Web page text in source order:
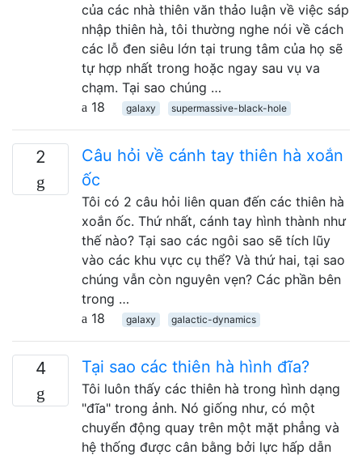
của các nhà thiên văn thảo luận về việc sáp
nhập thiên hà, tôi thường nghe nói về cách
các lỗ đen siêu lớn tại trung tâm của họ sẽ
tự hợp nhất trong hoặc ngay sau vụ va
chạm. Tại sao chúng …
18
galaxy supermassive-black-hole
2
Câu hỏi về cánh tay thiên hà xoắn
ốc
Tôi có 2 câu hỏi liên quan đến các thiên hà
xoắn ốc. Thứ nhất, cánh tay hình thành như
thế nào? Tại sao các ngôi sao sẽ tích lũy
vào các khu vực cụ thể? Và thứ hai, tại sao
chúng vẫn còn nguyên vẹn? Các phần bên
trong …
18
galaxy galactic-dynamics
4 Tại sao các thiên hà hình đĩa?
Tôi luôn thấy các thiên hà trong hình dạng
"đĩa" trong ảnh. Nó giống như, có một
chuyển động quay trên một mặt phẳng và
hệ thống được cân bằng bởi lực hấp dẫn